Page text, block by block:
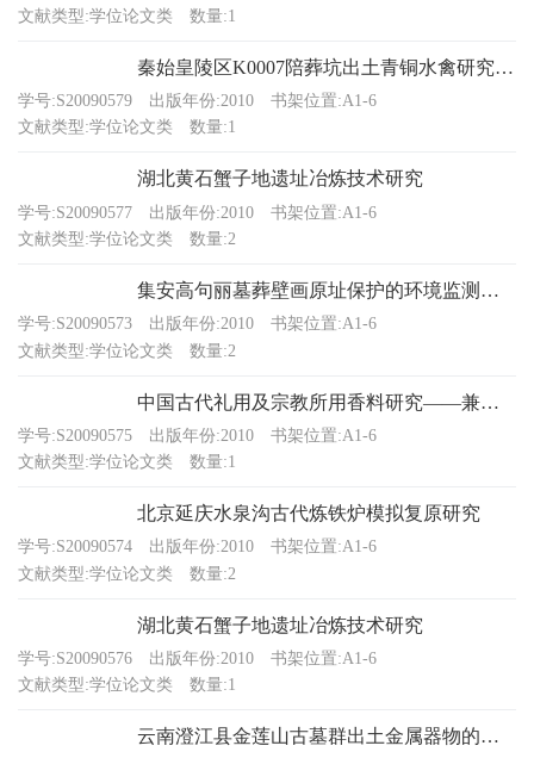
文献类型:学位论文类
数量:1
秦始皇陵区K0007陪葬坑出土青铜水禽研究及修复保护
学号:S20090579 出版年份:2010
书架位置:A1-6
文献类型:学位论文类
数量:1
湖北黄石蟹子地遗址冶炼技术研究
学号:S20090577 出版年份:2010
书架位置:A1-6
文献类型:学位论文类
数量:2
集安高句丽墓葬壁画原址保护的环境监测与分析
学号:S20090573 出版年份:2010
书架位置:A1-6
文献类型:学位论文类
数量:2
中国古代礼用及宗教所用香料研究——兼论南京大报恩寺阿育王塔出土香料
学号:S20090575 出版年份:2010
书架位置:A1-6
文献类型:学位论文类
数量:1
北京延庆水泉沟古代炼铁炉模拟复原研究
学号:S20090574 出版年份:2010
书架位置:A1-6
文献类型:学位论文类
数量:2
湖北黄石蟹子地遗址冶炼技术研究
学号:S20090576 出版年份:2010
书架位置:A1-6
文献类型:学位论文类
数量:1
云南澄江县金莲山古墓群出土金属器物的科学分析